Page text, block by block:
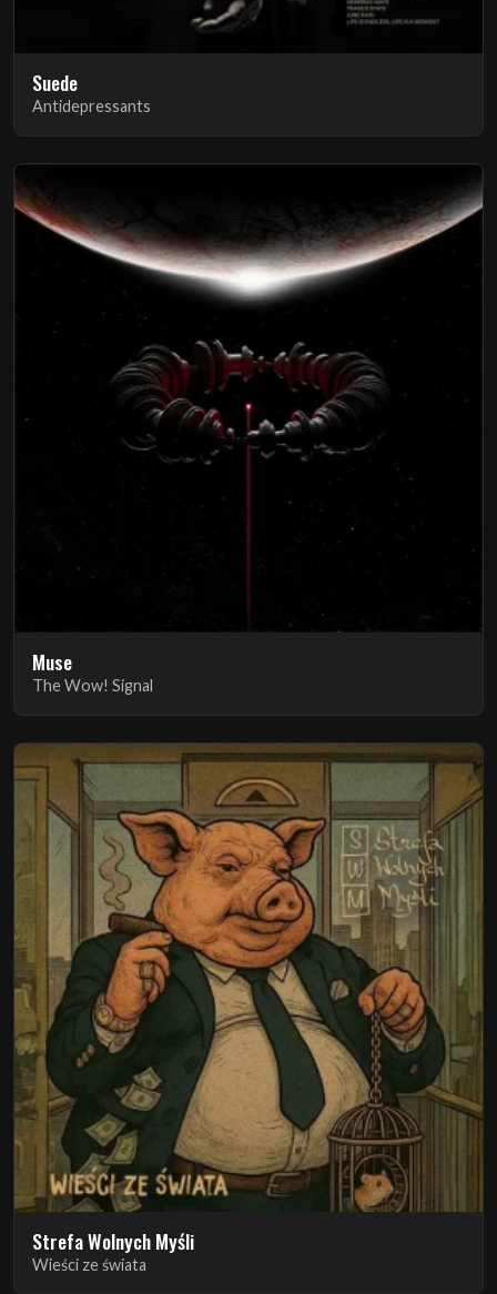
Suede
Antidepressants
Muse
The Wow! Signal
Strefa Wolnych Myśli
Wieści ze świata